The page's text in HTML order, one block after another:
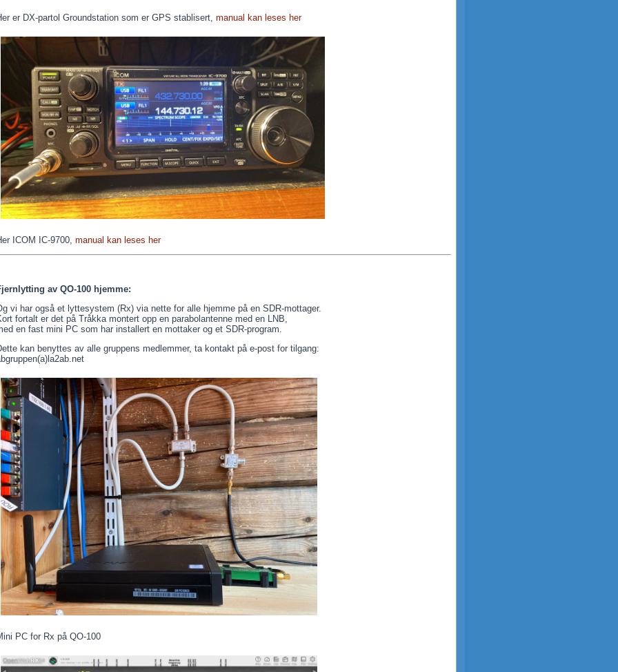
er DX-partol Groundstation som er GPS stablisert, manual kan leses her
ICOM IC-9700, manual kan leses her
av QO-100 hjemme:
vi har også et lyttesystem (Rx) via nette for alle hjemme på en SDR-mottager.
fortalt er det på Tråkka montert opp en parabolantenne med en LNB,
en fast mini PC som har installert en mottaker og et SDR-program.
kan benyttes av alle gruppens medlemmer, ta kontakt på e-post for tilgang:
PC for Rx på QO-100